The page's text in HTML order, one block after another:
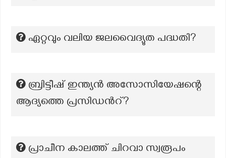
ഏറ്റവും വലിയ ജലവൈദ്യുത പദ്ധതി?
ബ്രിട്ടീഷ് ഇന്ത്യൻ അസോസിയേഷന്റെ
ആദ്യത്തെ പ്രസിഡൻറ്?
പ്രാചീന കാലത്ത് ചിറവാ സ്വരൂപം